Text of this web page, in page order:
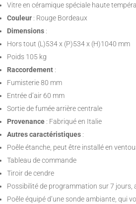
Vitre en céramique spéciale haute
Couleur : Rouge Bordeaux
Dimensions :
Hors tout (L)534 x (P)534 x (H)1040 mm
Poids 105 kg
Raccordement :
Fumisterie 80 mm
Entrée d’air 60 mm
Sortie de fumée arrière centrale
Provenance : Fabriqué en Italie
Autres caractéristiques :
Poêle étanche, peut être installé en
Tableau de commande
Tiroir de cendre
Possibilité de programmation sur 7
Poêle équipé d’une sonde ambiante, qui